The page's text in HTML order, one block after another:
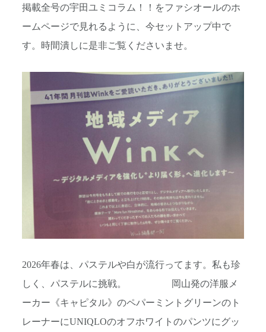
掲載全号の宇田ユミコラム！！をファシオールのホ
ームページで見れるように、今セットアップ中で
す。時間潰しに是非ご覧くださいませ。
2026年春は、パステルや白が流行ってます。私も珍
しく、パステルに挑戦。 岡山発の洋服メ
ーカー《キャピタル》のペパーミントグリーンのト
レーナーにUNIQLOのオフホワイトのパンツにグッ